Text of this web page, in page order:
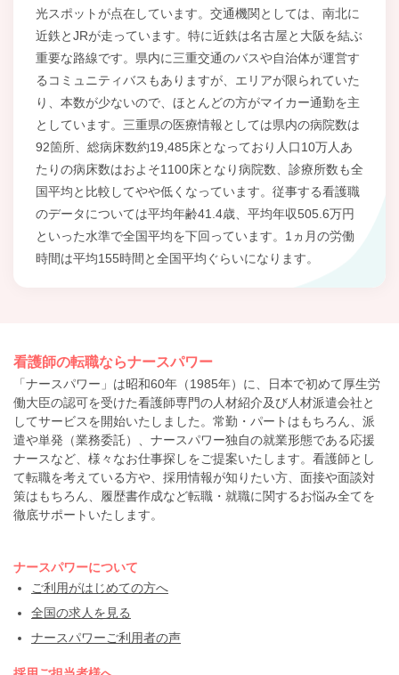
光スポットが点在しています。交通機関としては、南北に
近鉄とJRが走っています。特に近鉄は名古屋と大阪を結ぶ
重要な路線です。県内に三重交通のバスや自治体が運営す
るコミュニティバスもありますが、エリアが限られていた
り、本数が少ないので、ほとんどの方がマイカー通勤を主
としています。三重県の医療情報としては県内の病院数は
92箇所、総病床数約19,485床となっており人口10万人あ
たりの病床数はおよそ1100床となり病院数、診療所数も全
国平均と比較してやや低くなっています。従事する看護職
のデータについては平均年齢41.4歳、平均年収505.6万円
といった水準で全国平均を下回っています。1ヵ月の労働
時間は平均155時間と全国平均ぐらいになります。
看護師の転職ならナースパワー
「ナースパワー」は昭和60年（1985年）に、日本で初めて厚生労
働大臣の認可を受けた看護師専門の人材紹介及び人材派遣会社と
してサービスを開始いたしました。常勤・パートはもちろん、派
遣や単発（業務委託）、ナースパワー独自の就業形態である応援
ナースなど、様々なお仕事探しをご提案いたします。看護師とし
て転職を考えている方や、採用情報が知りたい方、面接や面談対
策はもちろん、履歴書作成など転職・就職に関するお悩み全てを
徹底サポートいたします。
ナースパワーについて
ご利用がはじめての方へ
全国の求人を見る
ナースパワーご利用者の声